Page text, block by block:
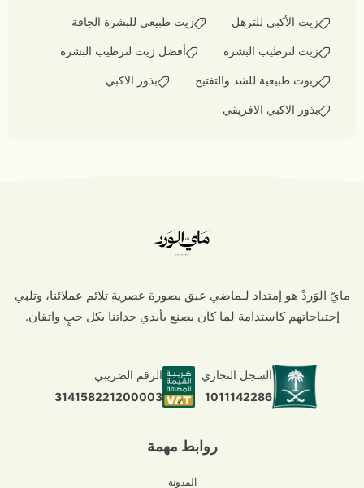
زيت الأكبي للترهل زيت طبيعي للبشرة الجافة
زيت لترطيب البشرة أفضل زيت لترطيب البشرة
زيوت طبيعية للشد والتفتيح بذور الاكبي
بذور الاكبي الافريقي
روابط مهمة
المدونة
مايّ الوَردْ هو إمتداد لـماضي عبق بصورة عصرية تلائم عملائنا، وتلبي
إحتياجاتهم كاستدامة لما كان يصنع بأيدي جداتنا بكل حبٍ واتقان.
السجل التجاري
1011142286
الرقم الضريبي
314158221200003